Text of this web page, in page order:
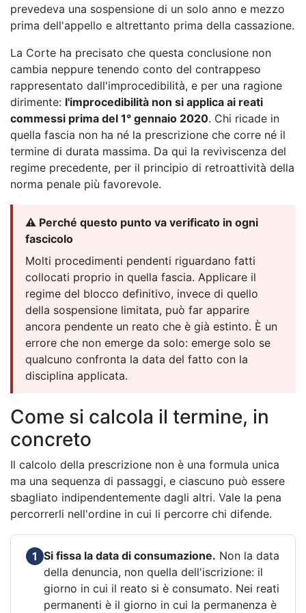
prevedeva una sospensione di un solo anno e mezzo
prima dell'appello e altrettanto prima della cassazione.
La Corte ha precisato che questa conclusione non
cambia neppure tenendo conto del contrappeso
rappresentato dall'improcedibilità, e per una ragione
dirimente: l'improcedibilità non si applica ai reati
commessi prima del 1° gennaio 2020. Chi ricade in
quella fascia non ha né la prescrizione che corre né il
termine di durata massima. Da qui la reviviscenza del
regime precedente, per il principio di retroattività della
norma penale più favorevole.
⚠️ Perché questo punto va verificato in ogni
fascicolo
Molti procedimenti pendenti riguardano fatti
collocati proprio in quella fascia. Applicare il
regime del blocco definitivo, invece di quello
della sospensione limitata, può far apparire
ancora pendente un reato che è già estinto. È un
errore che non emerge da solo: emerge solo se
qualcuno confronta la data del fatto con la
disciplina applicata.
Come si calcola il termine, in
concreto
Il calcolo della prescrizione non è una formula unica
ma una sequenza di passaggi, e ciascuno può essere
sbagliato indipendentemente dagli altri. Vale la pena
percorrerli nell'ordine in cui li percorre chi difende.
1 Si fissa la data di consumazione. Non la data
della denuncia, non quella dell'iscrizione: il
giorno in cui il reato si è consumato. Nei reati
permanenti è il giorno in cui la permanenza è